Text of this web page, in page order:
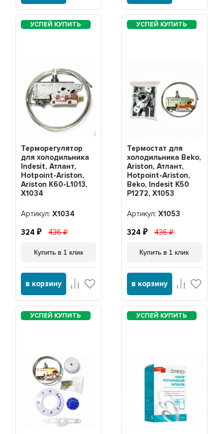
Терморегулятор
для холодильника
Indesit, Атлант,
Hotpoint-Ariston,
Ariston K60-L1013,
Х1034
Артикул:Х1034
324 436
Купить в 1 клик
в корзину
Термостат для
холодильника Beko,
Ariston, Атлант,
Hotpoint-Ariston,
Beko, Indesit K50
P1272, Х1053
Артикул: Х1053
324 436
Купить в 1 клик
в корзину